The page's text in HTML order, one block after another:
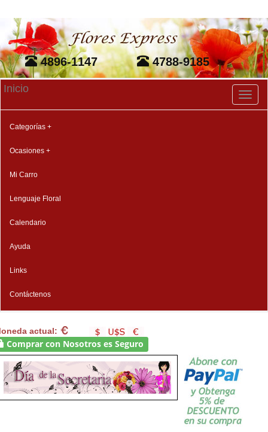
4896-1147 4788-9185
Inicio
Categorías +
Ocasiones +
Mi Carro
Lenguaje Floral
Calendario
Ayuda
Links
Contáctenos
actual:
Comprar con Nosotros es Seguro